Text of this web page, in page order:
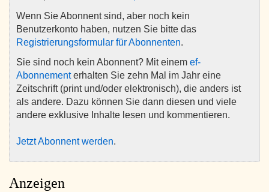
Wenn Sie Abonnent sind, aber noch kein
Benutzerkonto haben, nutzen Sie bitte das
Registrierungsformular für Abonnenten.
Sie sind noch kein Abonnent? Mit einem ef-
Abonnementerhalten Sie zehn Mal im Jahr eine
Zeitschrift (print und/oder elektronisch), die anders ist
als andere. Dazu können Sie dann diesen und viele
andere exklusive Inhalte lesen und kommentieren.
Jetzt Abonnent werden.
Anzeigen